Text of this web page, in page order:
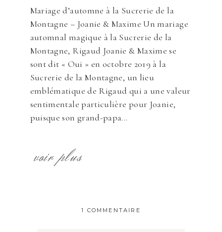
Mariage d’automne à la Sucrerie de la
Montagne – Joanie & Maxime Un mariage
automnal magique à la Sucrerie de la
Montagne, Rigaud Joanie & Maxime se
sont dit « Oui » en octobre 2019 à la
Sucrerie de la Montagne, un lieu
emblématique de Rigaud qui a une valeur
sentimentale particulière pour Joanie,
puisque son grand-papa...
voir plus
1 COMMENTAIRE